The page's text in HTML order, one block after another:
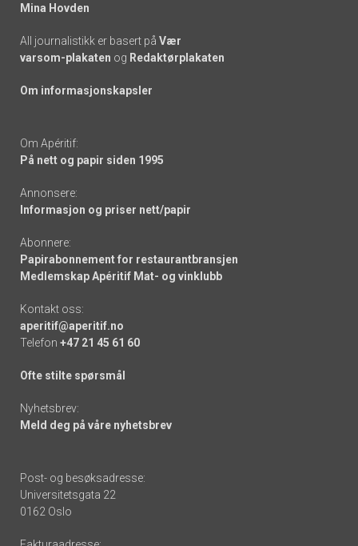
Mina Hovden
All journalistikk er basert på Vær
varsom-plakaten og Redaktørplakaten
Om informasjonskapsler
Om Apéritif:
På nett og papir siden 1995
Annonsere:
Informasjon og priser nett/papir
Abonnere:
Papirabonnement for restaurantbransjen
Medlemskap Apéritif Mat- og vinklubb
Kontakt oss:
aperitif@aperitif.no
Telefon +47 21 45 61 60
Ofte stilte spørsmål
Nyhetsbrev:
Meld deg på våre nyhetsbrev
Post- og besøksadresse:
Universitetsgata 22
0162 Oslo